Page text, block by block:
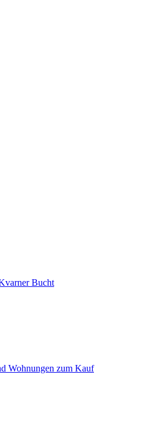
Bucht
Wohnungen zum Kauf